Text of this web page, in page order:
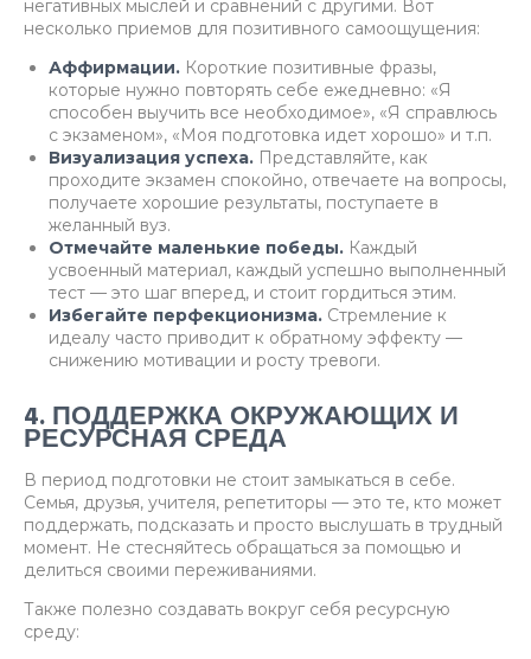
негативных мыслей и сравнений с другими. Вот
несколько приемов для позитивного самоощущения:
Аффирмации. Короткие позитивные фразы,
которые нужно повторять себе ежедневно: «Я
способен выучить все необходимое», «Я справлюсь
с экзаменом», «Моя подготовка идет хорошо» и т.п.
Визуализация успеха. Представляйте, как
проходите экзамен спокойно, отвечаете на вопросы,
получаете хорошие результаты, поступаете в
желанный вуз.
Отмечайте маленькие победы. Каждый
усвоенный материал, каждый успешно выполненный
тест — это шаг вперед, и стоит гордиться этим.
Избегайте перфекционизма. Стремление к
идеалу часто приводит к обратному эффекту —
снижению мотивации и росту тревоги.
4. ПОДДЕРЖКА ОКРУЖАЮЩИХ И
РЕСУРСНАЯ СРЕДА
В период подготовки не стоит замыкаться в себе.
Семья, друзья, учителя, репетиторы — это те, кто может
поддержать, подсказать и просто выслушать в трудный
момент. Не стесняйтесь обращаться за помощью и
делиться своими переживаниями.
Также полезно создавать вокруг себя ресурсную
среду: